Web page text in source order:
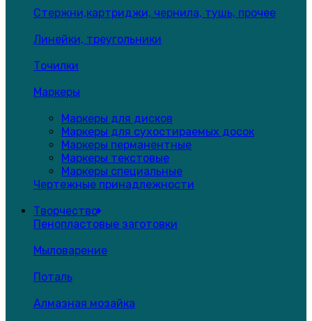
Стержни,картриджи, чернила, тушь, прочее
Линейки, треугольники
Точилки
Маркеры
Маркеры для дисков
Маркеры для сухостираемых досок
Маркеры перманентные
Маркеры текстовые
Маркеры специальные
Чертежные принадлежности
Творчество
Пенопластовые заготовки
Мыловарение
Поталь
Алмазная мозайка